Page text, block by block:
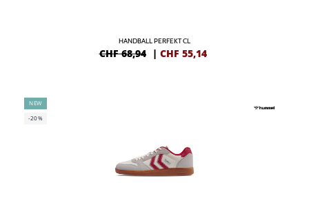
HANDBALL PERFEKT CL
CHF 68,94 | CHF 55,14
NEW
-20%